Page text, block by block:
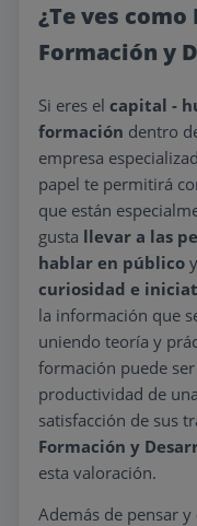
¿Te ves como
Formación y
Si eres el capital -
formación dentro
empresa
papel te permitirá
que están
gusta llevar a las
hablar en público
curiosidad e
la información que
uniendo teoría y
formación puede
productividad de
satisfacción de sus
Formación y
esta valoración.
Además de pensar y